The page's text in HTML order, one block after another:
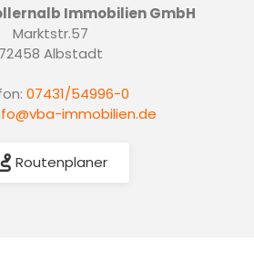
Immobilien GmbH
Marktstr.57
72458 Albstadt
07431/54996-0
immobilien.de
Routenplaner